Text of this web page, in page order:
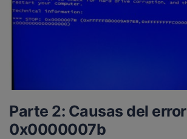
Parte 2: Causas del error
0x0000007b